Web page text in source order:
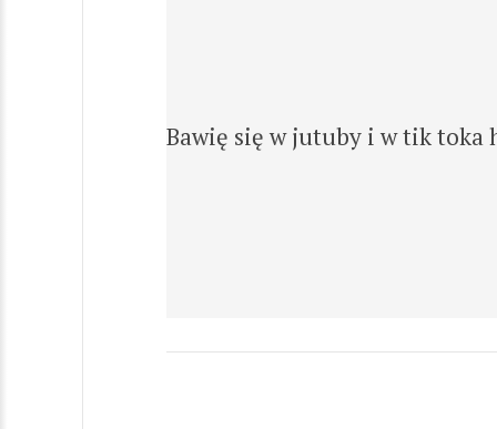
Bawię się w jutuby i w tik toka